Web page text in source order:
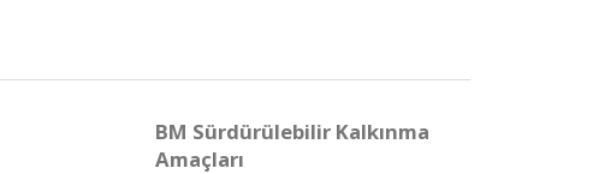
BM Sürdürülebilir Kalkınma
Amaçları